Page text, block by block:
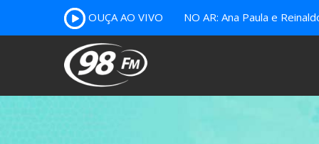
OUÇA AO VIVO NO AR: Ana Paula e